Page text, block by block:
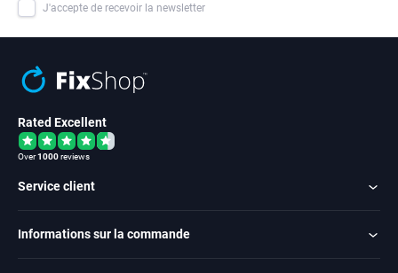
J'accepte de recevoir la newsletter
Rated Excellent
Over1000reviews
Service client
Informations sur la commande